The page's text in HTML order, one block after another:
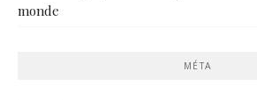
monde
MÉTA